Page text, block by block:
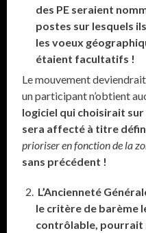
des PE seraient
postes sur lesquels
les voeux
étaient facultatifs !
Le mouvement
un participant n’obtient
logiciel qui choisirait
sera affecté à titre
prioriser en fonction de la
sans précédent !
L’Ancienneté
le critère de barème
contrôlable, pourrait